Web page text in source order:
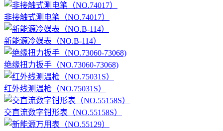
非接触式测电笔（NO.74017）
新能源冷媒表（NO.B-114）
绝缘扭力扳手（NO.73060-73068)
红外线测温枪（NO.75031S）
交直流数字钳形表（NO.55158S）